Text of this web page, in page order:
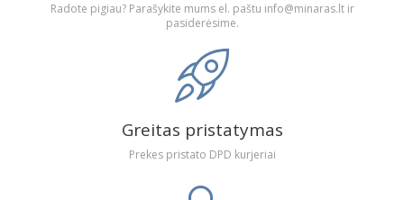
Radote pigiau? Parašykite mums el. paštu info@minaras.lt ir
pasiderėsime.
Greitas pristatymas
Prekes pristato DPD kurjeriai